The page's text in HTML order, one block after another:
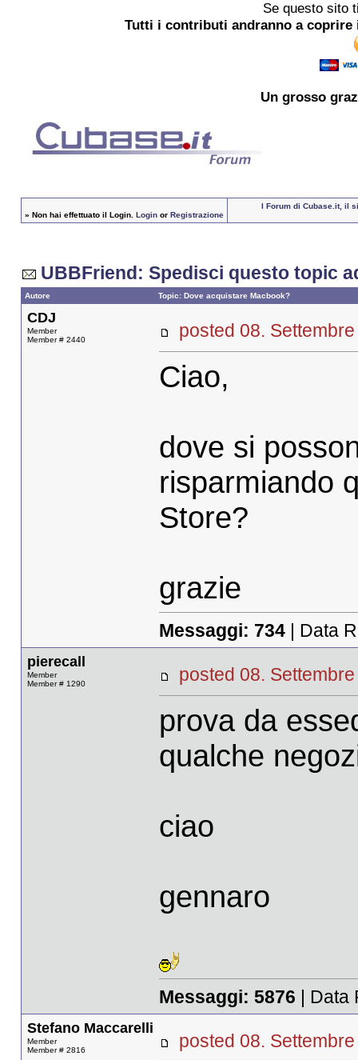
Se questo sito
Tutti i contributi andranno a
Un grosso
» Non hai effettuato il Login. Loginor Registrazione
I Forum di Cubase.it, il
UBBFriend: Spedisci questo topic
Autore Topic: Dove acquistare Macbook?
CDJ
Member
Member # 2440
posted 08.
Ciao,
dove si
risparmiando
Store?
grazie
Messaggi: 734| Data
pierecall
Member
Member # 1290
posted 08.
prova da
qualche
ciao
gennaro
Messaggi: 5876 | Data
Stefano Maccarelli
Member
Member # 2816
posted 08.